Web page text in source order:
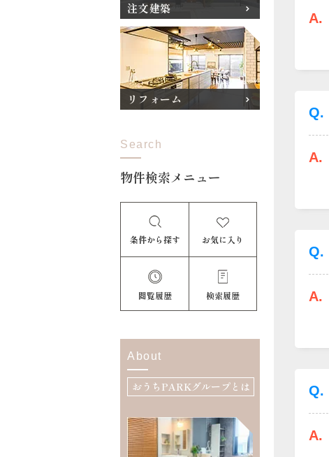
A.
Q.
A.
Q.
A.
Q.
A.
注文建築
リフォーム
Search
物件検索メニュー
条件から探す お気に入り
閲覧履歴 検索履歴
About
おうちPARKグループとは